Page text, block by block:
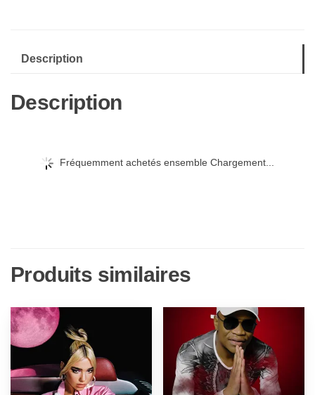
Description
Description
Fréquemment achetés ensemble Chargement...
Produits similaires